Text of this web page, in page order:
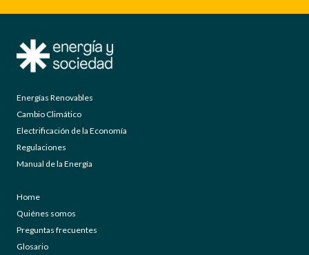
Energías Renovables
Cambio Climático
Electrificación de la Economía
Regulaciones
Manual de la Energía
Home
Quiénes somos
Preguntas frecuentes
Glosario